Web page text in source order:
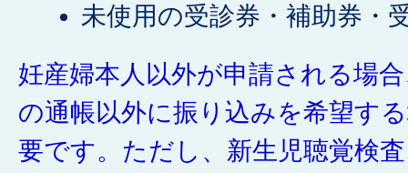
未使用の受診券・補助券・
妊産婦本人以外が申請される場
の通帳以外に振り込みを希望す
要です。ただし、新生児聴覚検